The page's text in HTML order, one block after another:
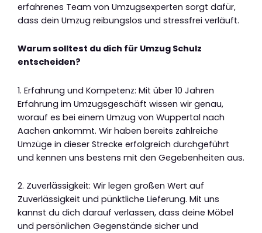
erfahrenes Team von Umzugsexperten sorgt dafür,
dass dein Umzug reibungslos und stressfrei verläuft.
Warum solltest du dich für Umzug Schulz
entscheiden?
1. Erfahrung und Kompetenz: Mit über 10 Jahren
Erfahrung im Umzugsgeschäft wissen wir genau,
worauf es bei einem Umzug von Wuppertal nach
Aachen ankommt. Wir haben bereits zahlreiche
Umzüge in dieser Strecke erfolgreich durchgeführt
und kennen uns bestens mit den Gegebenheiten aus.
2. Zuverlässigkeit: Wir legen großen Wert auf
Zuverlässigkeit und pünktliche Lieferung. Mit uns
kannst du dich darauf verlassen, dass deine Möbel
und persönlichen Gegenstände sicher und